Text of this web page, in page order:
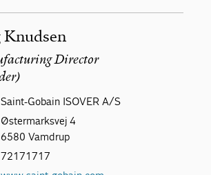
Knudsen
Director
Saint-Gobain ISOVER A/S
Østermarksvej 4
6580 Vamdrup
72171717